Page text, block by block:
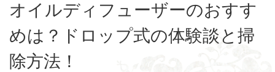
オイルディフューザーのおすす
めは？ドロップ式の体験談と掃
除方法！